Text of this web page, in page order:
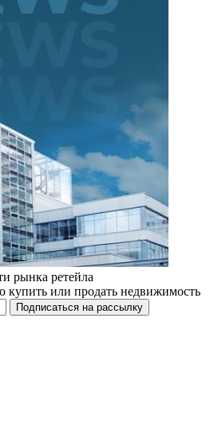
рынка ретейла
купить или продать недвижимость